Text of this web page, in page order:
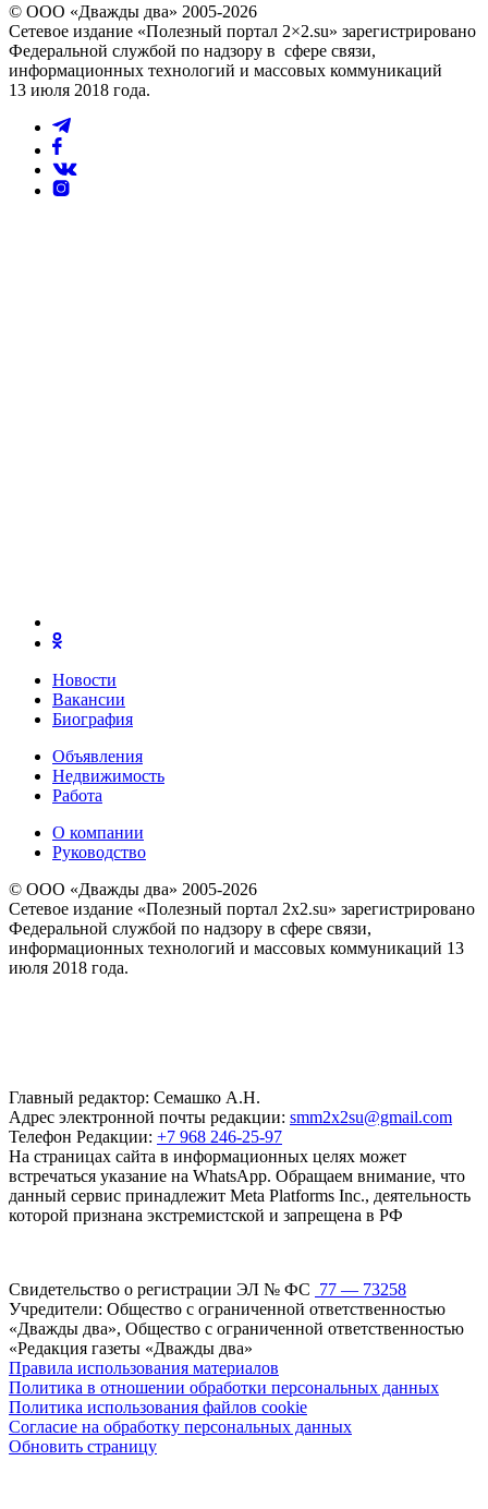
© ООО «Дважды два» 2005-2026
Сетевое издание «Полезный портал 2×2.su» зарегистрировано
Федеральной службой по надзору в сфере связи,
информационных технологий и массовых коммуникаций
13 июля 2018 года.
Новости
Вакансии
Биография
Объявления
Недвижимость
Работа
О компании
Руководство
© ООО «Дважды два» 2005-2026
Сетевое издание «Полезный портал 2x2.su» зарегистрировано
Федеральной службой по надзору в сфере связи,
информационных технологий и массовых коммуникаций 13
июля 2018 года.
Главный редактор: Семашко А.Н.
Адрес электронной почты редакции: smm2x2su@gmail.com
Телефон Редакции: +7 968 246-25-97
На страницах сайта в информационных целях может
встречаться указание на WhatsApp. Обращаем внимание, что
данный сервис принадлежит Meta Platforms Inc., деятельность
которой признана экстремистской и запрещена в РФ
Свидетельство о регистрации ЭЛ № ФС 77 — 73258
Учредители: Общество с ограниченной ответственностью
«Дважды два», Общество с ограниченной ответственностью
«Редакция газеты «Дважды два»
Правила использования материалов
Политика в отношении обработки персональных данных
Политика использования файлов cookie
Согласие на обработку персональных данных
Обновить страницу